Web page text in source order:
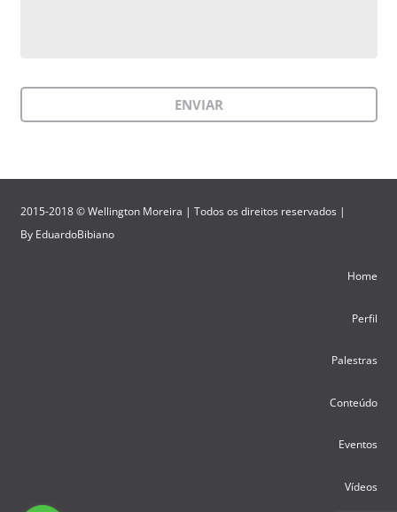
2015-2018 © Wellington Moreira | Todos os direitos reservados |
By EduardoBibiano
Home
Perfil
Palestras
Conteúdo
Eventos
Vídeos